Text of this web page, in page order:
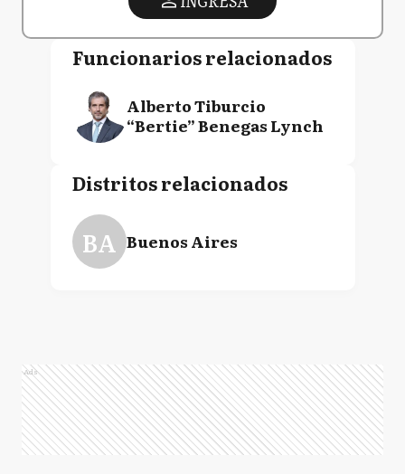
Funcionarios relacionados
Alberto Tiburcio
“Bertie” Benegas Lynch
Distritos relacionados
BA Buenos Aires
Ads